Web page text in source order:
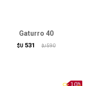
Gaturro 40
$U 531 $U 590